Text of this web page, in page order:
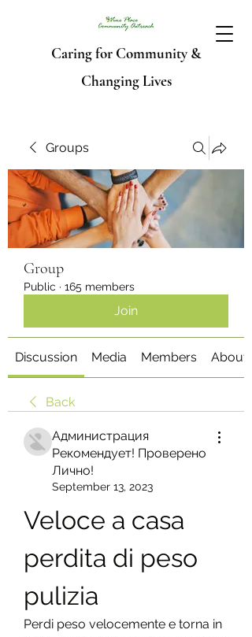
Caring for Community &
Changing Lives
Groups
Group
Public · 165 members
Join
Discussion Media Members About
Back
Администрация
Рекомендует! Проверено
Лично!
September 13, 2023
Veloce a casa
perdita di peso
pulizia
Perdi peso velocemente e torna in